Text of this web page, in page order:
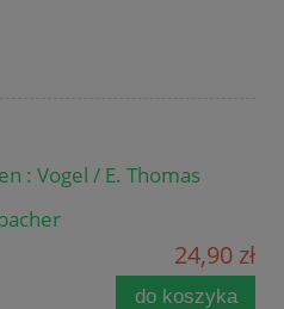
: Vogel / E. Thomas
24,90 zł
do koszyka